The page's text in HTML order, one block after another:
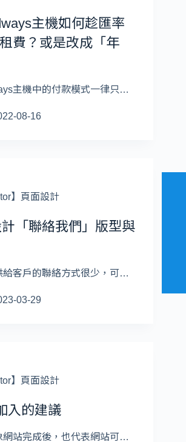
主機如何趁匯率
費？或是改成「年
主機中的付款模式一律只…
08-16
】頁面設計
「聯絡我們」版型與
給客戶的聯絡方式很少，可…
03-29
】頁面設計
入的建議
網站完成後，也代表網站可…